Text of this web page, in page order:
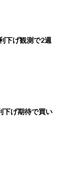
下げ観測で2週
下げ期待で買い